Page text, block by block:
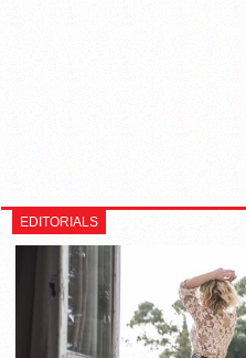
EDITORIALS